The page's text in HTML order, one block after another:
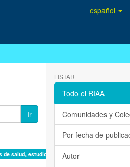
español
Ir
de salud, estudio de casos ×
LISTAR
Todo el RIAA
Comunidades y
Por fecha de
Autor